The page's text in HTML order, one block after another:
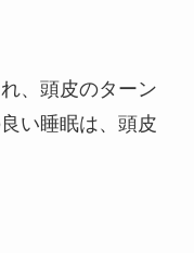
、頭皮のターン
い睡眠は、頭皮